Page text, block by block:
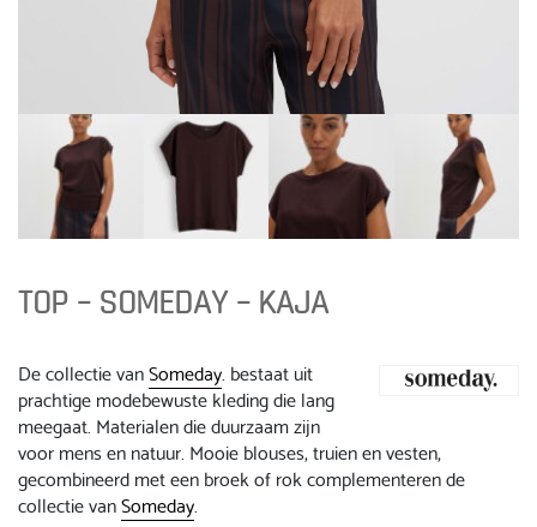
TOP – SOMEDAY – KAJA
De collectie vanSomeday. bestaat uit
prachtige modebewuste kleding die lang
meegaat. Materialen die duurzaam zijn
voor mens en natuur. Mooie blouses, truien en vesten,
gecombineerd met een broek of rok complementeren de
collectie vanSomeday.